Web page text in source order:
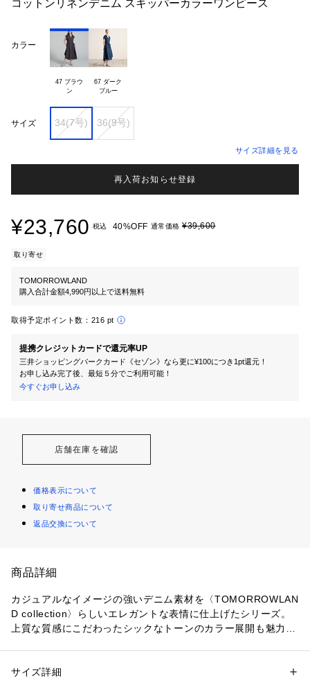
コットンリネンデニム スキッパーカラーワンピース
カラー
47 ブラウ
67 ダーク
ブルー
サイズ 34(7号) 36(9号)
サイズ詳細を見る
再入荷お知らせ登録
¥23,760 税込 40%OFF 通常価格 ¥39,600
取り寄せ
TOMORROWLAND
購入合計金額4,990円以上で送料無料
取得予定ポイント数： 216 pt
提携クレジットカードで還元率UP
三井ショッピングパークカード《セゾン》なら更に¥100につき1pt還元！
お申し込み完了後、最短５分でご利用可能！
今すぐお申し込み
店舗在庫を確認
価格表示について
取り寄せ商品について
返品交換について
商品詳細
カジュアルなイメージの強いデニム素材を〈TOMORROWLAN
D collection〉らしいエレガントな表情に仕上げたシリーズ。
上質な質感にこだわったシックなトーンのカラー展開も魅力で
エットとロング丈で、エレガントな印象の一着。
性別：レディース
サイズ詳細